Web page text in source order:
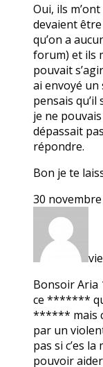
Oui, ils
devaient
qu’on a
forum) et ils
pouvait
ai envoyé
pensais qu’il
je ne
dépassait
répondre.
Bon je te
30
Bonsoir Aria
ce *******
****** mais
par un
pas si c’es
pouvoir